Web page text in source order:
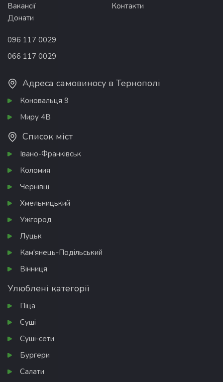
Вакансії
Контакти
Донати
096 117 0029
066 117 0029
Адреса самовиносу в Тернополі
Коновальця 9
Миру 4В
Список міст
Івано-Франківськ
Коломия
Чернівці
Хмельницький
Ужгород
Луцьк
Кам'янець-Подільський
Вінниця
Улюблені категорії
Піца
Суші
Суші-сети
Бургери
Салати